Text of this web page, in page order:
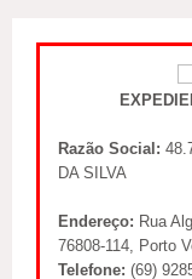
Razão Social:
DA SILVA
Endereço: Rua
76808-114, Porto
Telefone: (69)